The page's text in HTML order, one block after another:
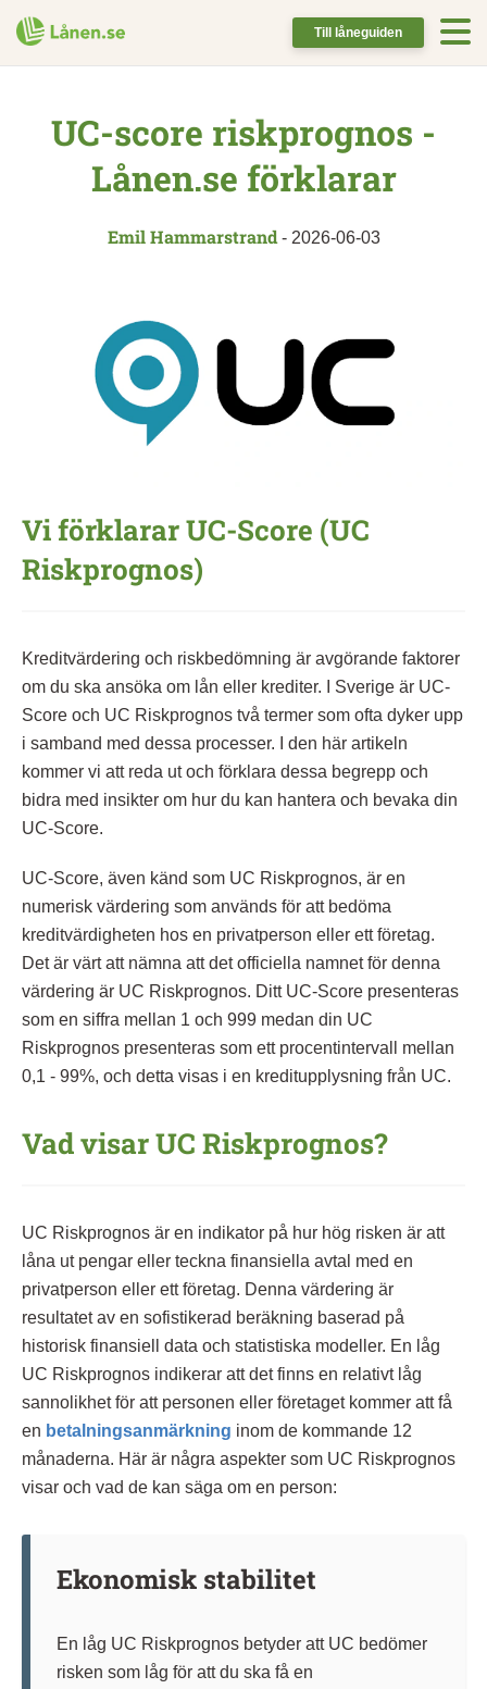
Till låneguiden
UC-score riskprognos -
Lånen.se förklarar
Emil Hammarstrand- 2026-06-03
Vi förklarar UC-Score (UC
Riskprognos)
Kreditvärdering och riskbedömning är avgörande faktorer
om du ska ansöka om lån eller krediter. I Sverige är UC-
Score och UC Riskprognos två termer som ofta dyker upp
i samband med dessa processer. I den här artikeln
kommer vi att reda ut och förklara dessa begrepp och
bidra med insikter om hur du kan hantera och bevaka din
UC-Score.
UC-Score, även känd som UC Riskprognos, är en
numerisk värdering som används för att bedöma
kreditvärdigheten hos en privatperson eller ett företag.
Det är värt att nämna att det officiella namnet för denna
värdering är UC Riskprognos. Ditt UC-Score presenteras
som en siffra mellan 1 och 999 medan din UC
Riskprognos presenteras som ett procentintervall mellan
0,1 - 99%, och detta visas i en kreditupplysning från UC.
Vad visar UC Riskprognos?
UC Riskprognos är en indikator på hur hög risken är att
låna ut pengar eller teckna finansiella avtal med en
privatperson eller ett företag. Denna värdering är
resultatet av en sofistikerad beräkning baserad på
historisk finansiell data och statistiska modeller. En låg
UC Riskprognos indikerar att det finns en relativt låg
sannolikhet för att personen eller företaget kommer att få
en betalningsanmärkning inom de kommande 12
månaderna. Här är några aspekter som UC Riskprognos
visar och vad de kan säga om en person:
Ekonomisk stabilitet
En låg UC Riskprognos betyder att UC bedömer
risken som låg för att du ska få en